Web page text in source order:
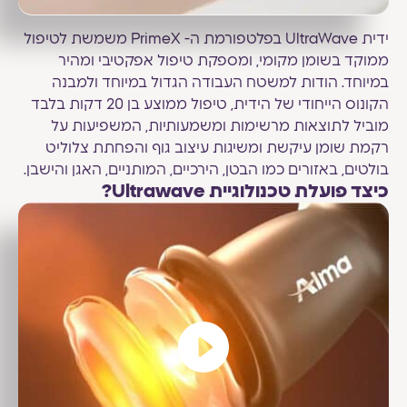
ידית UltraWave בפלטפורמת ה- PrimeX משמשת לטיפול
ממוקד בשומן מקומי, ומספקת טיפול אפקטיבי ומהיר
במיוחד. הודות למשטח העבודה הגדול במיוחד ולמבנה
הקונוס הייחודי של הידית, טיפול ממוצע בן 20 דקות בלבד
מוביל לתוצאות מרשימות ומשמעותיות, המשפיעות על
רקמת שומן עיקשת ומשיגות עיצוב גוף והפחתת צלוליט
בולטים, באזורים כמו הבטן, הירכיים, המותניים, האגן והישבן.
כיצד פועלת טכנולוגיית Ultrawave?